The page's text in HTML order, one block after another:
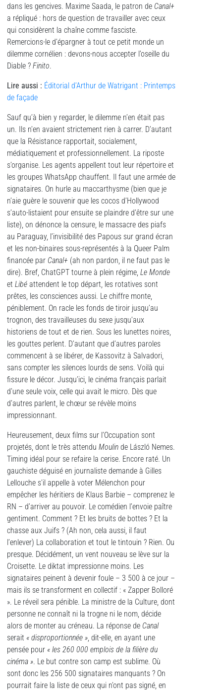
dans les gencives. Maxime Saada, le patron de Canal+
a répliqué : hors de question de travailler avec ceux
qui considèrent la chaîne comme fasciste.
Remercions-le d’épargner à tout ce petit monde un
dilemme cornélien : devons-nous accepter l’oseille du
Diable ? Finito.
Lire aussi : Éditorial d’Arthur de Watrigant : Printemps
de façade
Sauf qu’à bien y regarder, le dilemme n’en était pas
un. Ils n’en avaient strictement rien à carrer. D’autant
que la Résistance rapportait, socialement,
médiatiquement et professionnellement. La riposte
s’organise. Les agents appellent tout leur répertoire et
les groupes WhatsApp chauffent. Il faut une armée de
signataires. On hurle au maccarthysme (bien que je
n’aie guère le souvenir que les cocos d’Hollywood
s’auto-listaient pour ensuite se plaindre d’être sur une
liste), on dénonce la censure, le massacre des piafs
au Paraguay, l’invisibilité des Papous sur grand écran
et les non-binaires sous-représentés à la Queer Palm
financée par Canal+ (ah non pardon, il ne faut pas le
dire). Bref, ChatGPT tourne à plein régime, Le Monde
et Libé attendent le top départ, les rotatives sont
prêtes, les consciences aussi. Le chiffre monte,
péniblement. On racle les fonds de tiroir jusqu’au
trognon, des travailleuses du sexe jusqu’aux
historiens de tout et de rien. Sous les lunettes noires,
les gouttes perlent. D’autant que d’autres paroles
commencent à se libérer, de Kassovitz à Salvadori,
sans compter les silences lourds de sens. Voilà qui
fissure le décor. Jusqu’ici, le cinéma français parlait
d’une seule voix, celle qui avait le micro. Dès que
d’autres parlent, le chœur se révèle moins
impressionnant.
Heureusement, deux films sur l’Occupation sont
projetés, dont le très attendu Moulin de László Nemes.
Timing idéal pour se refaire la cerise. Encore raté. Un
gauchiste déguisé en journaliste demande à Gilles
Lellouche s’il appelle à voter Mélenchon pour
empêcher les héritiers de Klaus Barbie – comprenez le
RN – d’arriver au pouvoir. Le comédien l’envoie paître
gentiment. Comment ? Et les bruits de bottes ? Et la
chasse aux Juifs ? (Ah non, cela aussi, il faut
l’enlever) La collaboration et tout le tintouin ? Rien. Ou
presque. Décidément, un vent nouveau se lève sur la
Croisette. Le diktat impressionne moins. Les
signataires peinent à devenir foule – 3 500 à ce jour –
mais ils se transforment en collectif : « Zapper Bolloré
». Le réveil sera pénible. La ministre de la Culture, dont
personne ne connaît ni la trogne ni le nom, décide
alors de monter au créneau. La réponse de Canal
serait « disproportionnée », dit-elle, en ayant une
pensée pour « les 260 000 emplois de la filière du
cinéma ». Le but contre son camp est sublime. Où
sont donc les 256 500 signataires manquants ? On
pourrait faire la liste de ceux qui n’ont pas signé, en